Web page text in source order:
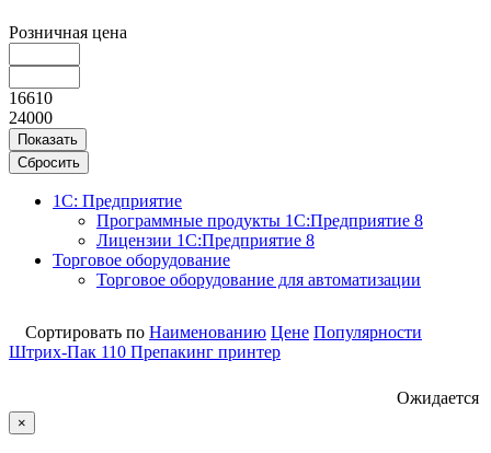
Розничная цена
16610
24000
Показать
Сбросить
1С: Предприятие
Программные продукты 1С:Предприятие 8
Лицензии 1С:Предприятие 8
Торговое оборудование
Торговое оборудование для автоматизации
Сортировать по Наименованию Цене Популярности
Штрих-Пак 110 Препакинг принтер
Ожидается
×